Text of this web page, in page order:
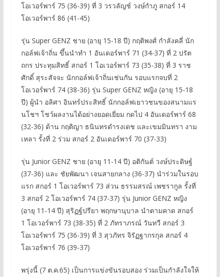
โอเวอร์พาร์ 75 (36-39) ที่ 3 วรวลัญช์ วงษ์กำภู สกอร์ 14
โอเวอร์พาร์ 86 (41-45)
รุ่น Super GENZ ชาย (อายุ 15-18 ปี) กฤติพงศ์ กำลังคลี่ นัก
กอล์ฟเจ้าถิ่น ขึ้นนำทำ 1 อันเดอร์พาร์ 71 (34-37) ที่ 2 ปรัต
ถกร ประทุมสิทธิ์ สกอร์ 1 โอเวอร์พาร์ 73 (35-38) ที่ 3 ราช
ศักดิ์ สุระสัจจะ นักกอล์ฟเจ้าถิ่นเช่นกัน รอบแรกจบที่ 2
โอเวอร์พาร์ 74 (38-36) รุ่น Super GENZ หญิง (อายุ 15-18
ปี) ผู้นำ อลิศา อินทร์ประสิทธิ์ นักกอล์ฟเยาวชนของสนามแร
นโชฯ โชว์ผลงานได้อย่างยอดเยี่ยม กดไป 4 อันเดอร์พาร์ 68
(32-36) ด้าน กฤติญา ธนินทรดำรงเดช และเขมมินทรา งาม
เหลา รั้งที่ 2 ร่วม สกอร์ 2 อันเดอร์พาร์ 70 (37-33)
รุ่น Junior GENZ ชาย (อายุ 11-14 ปี) อติกันต์ วงษ์ประดิษฐ์
(37-36) และ ชัยพัฒนา เจนสายกลาง (36-37) นำร่วมในรอบ
แรก สกอร์ 1 โอเวอร์พาร์ 73 ส่วน ธรรมสรณ์ เพชรากูล รั้งที่
3 สกอร์ 2 โอเวอร์พาร์ 74 (37-37) รุ่น Junior GENZ หญิง
(อายุ 11-14 ปี) สุริฏฐ์ปรียา พฤกษานุบาล นำตามคาด สกอร์
1 โอเวอร์พาร์ 73 (38-35) ที่ 2 ภัทราภรณ์ วันทวี สกอร์ 3
โอเวอร์พาร์ 75 (36-39) ที่ 3 สุวภัทร จิรัฏฐากรกุล สกอร์ 4
โอเวอร์พาร์ 76 (39-37)
พรุ่งนี้ (7 ต.ค.65) เป็นการแข่งขันรอบสอง ร่วมเป็นกำลังใจให้